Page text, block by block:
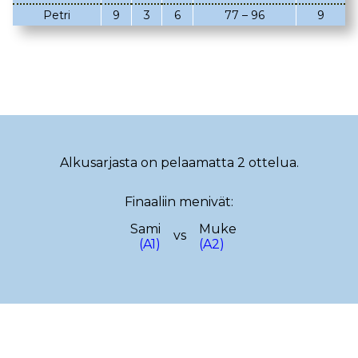
02.03.2023
08.02.2023
22.12.2022
14.12.2022
29.10.2022
19.10.2022
08.10.2022
29.09.2022
Petri
9 3 6 77 – 96 9
Alkusarjasta on pelaamatta 2 ottelua.
Finaaliin menivät:
Sami
(A1)
vs
Muke
(A2)